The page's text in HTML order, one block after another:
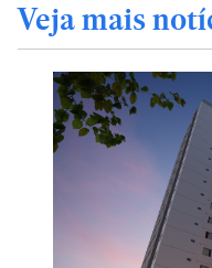
Veja mais